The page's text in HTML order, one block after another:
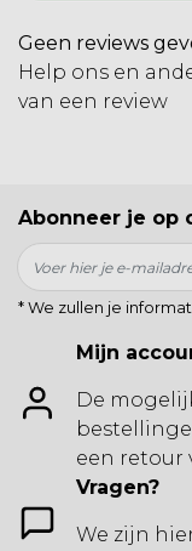
Geen reviews
Help ons en
van een review
Abonneer je op
* We zullen je
Mijn
De
een retour
Vragen?
We zijn